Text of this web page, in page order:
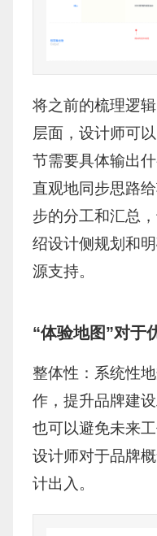
将之前的梳理逻
层面，设计师可
节需要具体输出
直观地同步思路
步的分工和汇总
绍设计侧规划和
源支持。
“体验地图”对于
整体性：系统性
作，提升品牌建
也可以避免未来
设计师对于品牌
计出入。